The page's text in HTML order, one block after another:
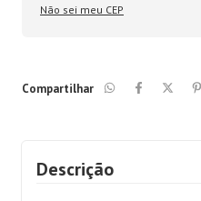
Não sei meu CEP
Compartilhar
Descrição